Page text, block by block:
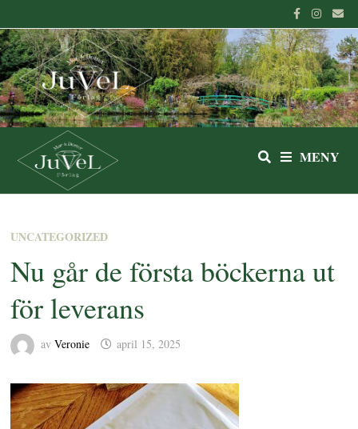
till
innehåll
MENY
UNCATEGORIZED
Nu går de första böckerna ut
för leverans
av Veronie april 15, 2025